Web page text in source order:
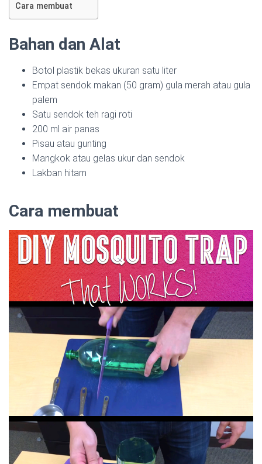
Cara membuat
Bahan dan Alat
Botol plastik bekas ukuran satu liter
Empat sendok makan (50 gram) gula merah atau gula
palem
Satu sendok teh ragi roti
200 ml air panas
Pisau atau gunting
Mangkok atau gelas ukur dan sendok
Lakban hitam
Cara membuat